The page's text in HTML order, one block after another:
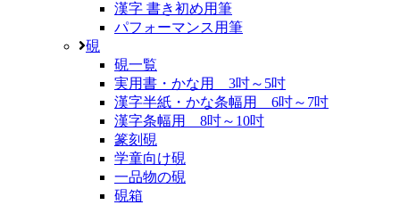
漢字 書き初め用筆
パフォーマンス用筆
硯
硯一覧
実用書・かな用 3吋～5吋
漢字半紙・かな条幅用 6吋～7吋
漢字条幅用 8吋～10吋
篆刻硯
学童向け硯
一品物の硯
硯箱